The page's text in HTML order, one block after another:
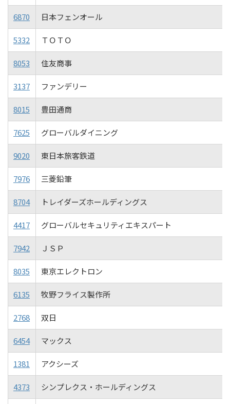
6870 日本フェンオール
5332 ＴＯＴＯ
8053 住友商事
3137 ファンデリー
8015 豊田通商
7625 グローバルダイニング
9020 東日本旅客鉄道
7976 三菱鉛筆
8704 トレイダーズホールディングス
4417 グローバルセキュリティエキスパート
7942 ＪＳＰ
8035 東京エレクトロン
6135 牧野フライス製作所
2768 双日
6454 マックス
1381 アクシーズ
4373 シンプレクス・ホールディングス